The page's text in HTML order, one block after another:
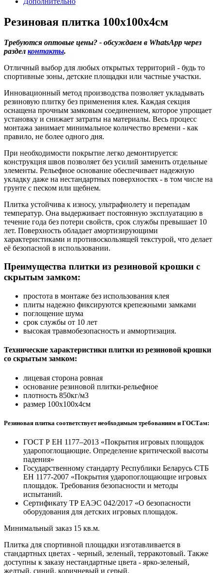
Резиновая плитка 100х100х4см
Требуются оптовые цены? - обсуждаем в WhatsApp через
раздел контакты.
Отличный выбор для любых открытых территорий - будь то
спортивные зоны, детские площадки или частные участки.
Инновационный метод производства позволяет укладывать
резиновую плитку без применения клея. Каждая секция
оснащена прочным замковым соединением, которое упрощает
установку и снижает затраты на материалы. Весь процесс
монтажа занимает минимальное количество времени - как
правило, не более одного дня.
При необходимости покрытие легко демонтируется:
конструкция швов позволяет без усилий заменить отдельные
элементы. Рельефное основание обеспечивает надежную
укладку даже на нестандартных поверхностях - в том числе на
грунте с песком или щебнем.
Плитка устойчива к износу, ультрафиолету и перепадам
температур. Она выдерживает постоянную эксплуатацию в
течение года без потери свойств, срок службы превышает 10
лет. Поверхность обладает амортизирующими
характеристиками и противоскользящей текстурой, что делает
её безопасной в использовании.
Преимущества плитки из резиновой крошки с
скрытым замком:
простота в монтаже без использования клея
плиты надежно фиксируются крепежными замками
поглощение шума
срок службы от 10 лет
высокая травмобезопасность и аммортизация.
Технические характеристики плитки из резиновой крошки
со скрытым замком:
лицевая сторона ровная
основание резиновой плитки-рельефное
плотность 850кг/м3
размер 100х100х4см
Резиновая плитка соответствует необходимым требованиям и ГОСТам:
ГОСТ Р ЕН 1177–2013 «Покрытия игровых площадок
ударопоглощающие. Определение критической высоты
падения»
Государственному стандарту Республики Беларусь СТБ
ЕН 1177-2007 «Покрытия ударопоглощающие игровых
площадок. Требования безопасности и методы
испытаний.
Сертификату ТР ЕАЭС 042/2017 «О безопасности
оборудования для детских игровых площадок.
Минимальный заказ 15 кв.м.
Плитка для спортивной площадки изготавливается в
стандартных цветах - черный, зеленый, терракотовый. Также
доступны к заказу нестандартные цвета - ярко-зеленый,
желтый, синий, коричневый и серый.